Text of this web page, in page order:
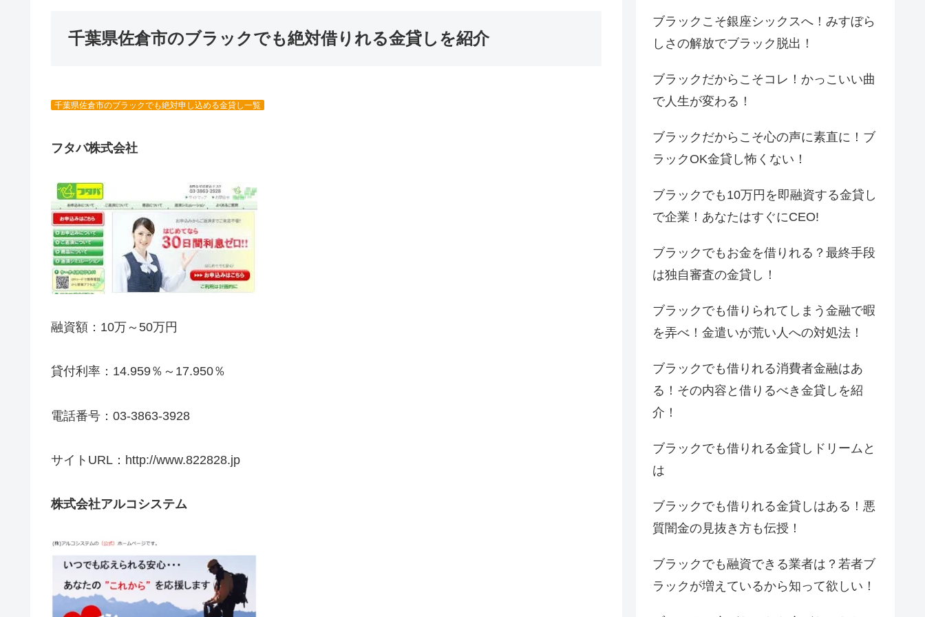
千葉県佐倉市のブラックでも絶対借りれる金貸しを紹介
千葉県佐倉市のブラックでも絶対申し込める金貸し一覧
フタバ株式会社
融資額：10万～50万円
貸付利率：14.959％～17.950％
電話番号：03-3863-3928
サイトURL：http://www.822828.jp
株式会社アルコシステム
ブラックこそ銀座シックスへ！みすぼら
しさの解放でブラック脱出！
ブラックだからこそコレ！かっこいい曲
で人生が変わる！
ブラックだからこそ心の声に素直に！ブ
ラックOK金貸し怖くない！
ブラックでも10万円を即融資する金貸し
で企業！あなたはすぐにCEO!
ブラックでもお金を借りれる？最終手段
は独自審査の金貸し！
ブラックでも借りられてしまう金融で暇
を弄べ！金遣いが荒い人への対処法！
ブラックでも借りれる消費者金融はあ
る！その内容と借りるべき金貸しを紹
介！
ブラックでも借りれる金貸しドリームと
は
ブラックでも借りれる金貸しはある！悪
質闇金の見抜き方も伝授！
ブラックでも融資できる業者は？若者ブ
ラックが増えているから知って欲しい！